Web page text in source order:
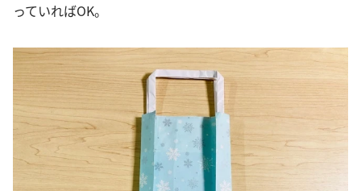
っていればOK。